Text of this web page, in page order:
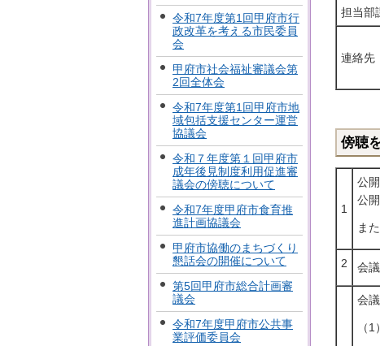
令和7年度第1回甲府市行
政改革を考える市民委員
会
甲府市社会福祉審議会第
2回全体会
令和7年度第1回甲府市地
域包括支援センター運営
協議会
令和７年度第１回甲府市
成年後見制度利用促進審
議会の傍聴について
令和7年度甲府市食育推
進計画協議会
甲府市協働のまちづくり
懇話会の開催について
第5回甲府市総合計画審
議会
令和7年度甲府市公共事
業評価委員会
担当部
連絡先
傍聴
1
公
公
ま
2 会
会
（